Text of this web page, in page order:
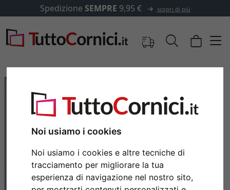
Noi usiamo i cookies
Noi usiamo i cookies e altre tecniche di
tracciamento per migliorare la tua
esperienza di navigazione nel nostro sito,
Spedizione SEMPRE9,95 € scopri di più